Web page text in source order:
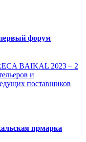
форум
BAIKAL 2023 – 2
и
поставщиков
ярмарка